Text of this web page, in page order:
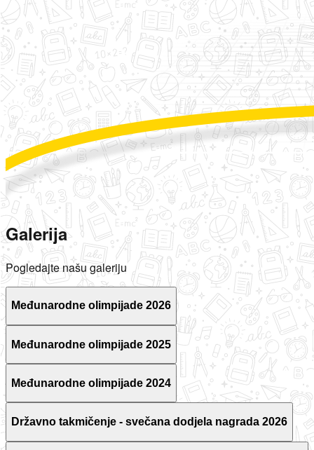
Galerija
Pogledajte našu galeriju
Međunarodne olimpijade 2026
Međunarodne olimpijade 2025
Međunarodne olimpijade 2024
Državno takmičenje - svečana dodjela nagrada 2026